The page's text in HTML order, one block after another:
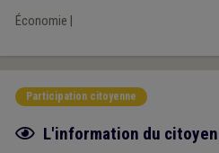
Économie
Participation citoyenne
Fiche focus
L'information du citoyen